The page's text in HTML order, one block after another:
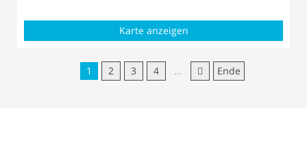
Karte anzeigen
1 2 3 4 ... Ende